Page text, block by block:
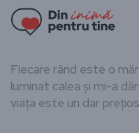
Fiecare rând este o
luminat calea și mi-a
viața este un dar